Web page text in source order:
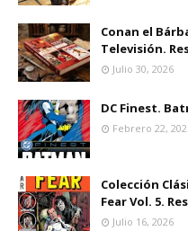
Conan el
Televisión.
Julio 30, 2026
DC Finest.
Febrero 22,
Colección
Fear Vol. 5.
Julio 16, 2026